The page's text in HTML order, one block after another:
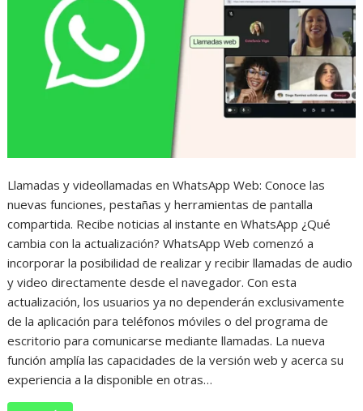
Llamadas y videollamadas en WhatsApp Web: Conoce las
nuevas funciones, pestañas y herramientas de pantalla
compartida. Recibe noticias al instante en WhatsApp ¿Qué
cambia con la actualización? WhatsApp Web comenzó a
incorporar la posibilidad de realizar y recibir llamadas de audio
y video directamente desde el navegador. Con esta
actualización, los usuarios ya no dependerán exclusivamente
de la aplicación para teléfonos móviles o del programa de
escritorio para comunicarse mediante llamadas. La nueva
función amplía las capacidades de la versión web y acerca su
experiencia a la disponible en otras…